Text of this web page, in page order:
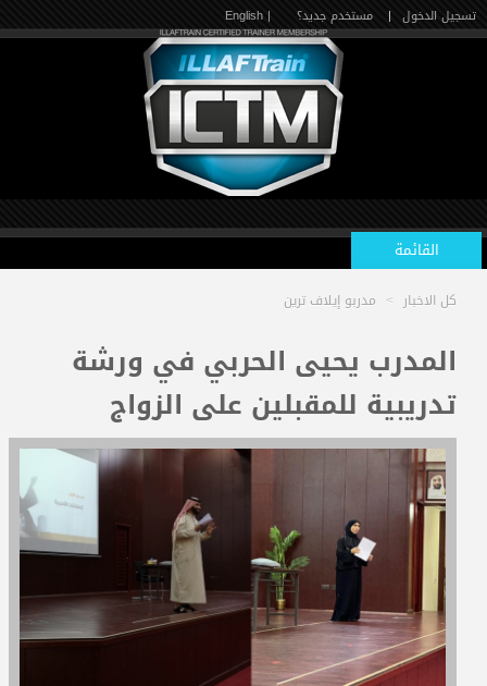
تسجيل الدخول | مستخدم جديد؟ | English
القائمة
الرئيسية
الدورات القادمة
المدربون
المعتمدون
كل الاخبار > مدربو إيلاف ترين
المدرب يحيى الحربي في ورشة
تدريبية للمقبلين على الزواج